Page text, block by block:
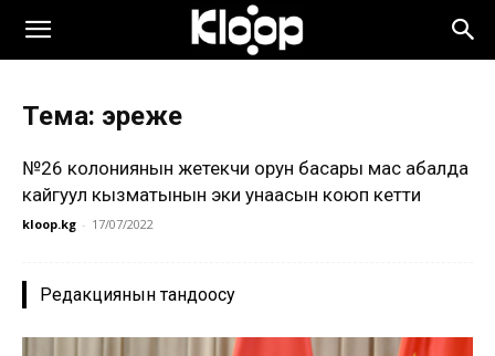
Тема: эреже
№26 колониянын жетекчи орун басары мас абалда
кайгуул кызматынын эки унаасын коюп кетти
kloop.kg - 17/07/2022
Редакциянын тандоосу